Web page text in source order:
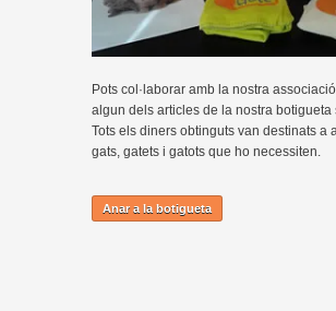
Pots col·laborar amb la nostra
algun dels articles de la nostra botigueta
Tots els diners obtinguts van destinats a
gats, gatets i gatots que ho necessiten.
Anar a la botigueta